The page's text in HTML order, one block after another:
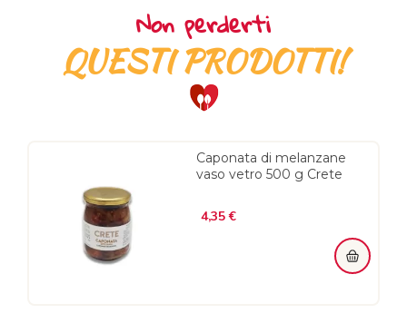
Non perderti
QUESTI PRODOTTI!
Caponata di melanzane
vaso vetro 500 g Crete
4,35 €